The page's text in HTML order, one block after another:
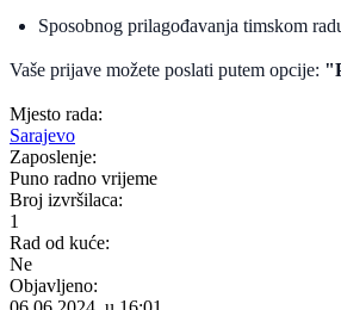
Sposobnog prilagođavanja timskom
Vaše prijave možete poslati putem opcije:
Mjesto rada:
Sarajevo
Zaposlenje:
Puno radno vrijeme
Broj izvršilaca:
1
Rad od kuće:
Ne
Objavljeno: